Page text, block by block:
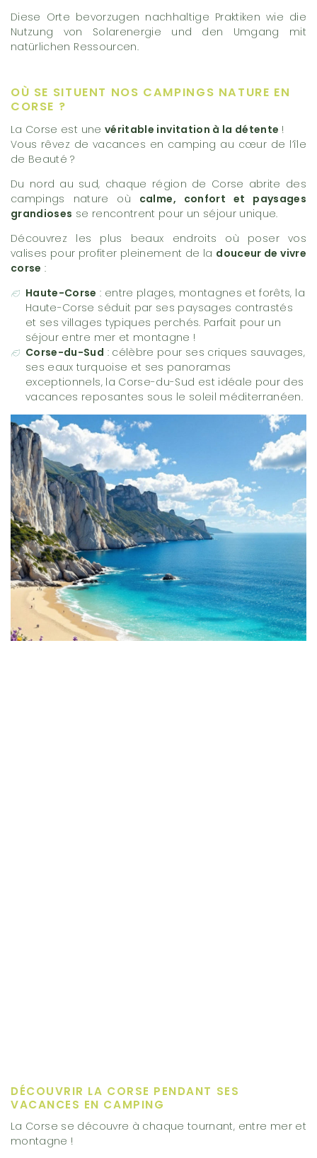
Diese Orte bevorzugen nachhaltige Praktiken wie die
Nutzung von Solarenergie und den Umgang mit
natürlichen Ressourcen.
OÙ SE SITUENT NOS CAMPINGS NATURE EN
CORSE ?
La Corse est une véritable invitation à la détente !
Vous rêvez de vacances en camping au cœur de l’île
de Beauté ?
Du nord au sud, chaque région de Corse abrite des
campings nature où calme, confort et paysages
grandioses se rencontrent pour un séjour unique.
Découvrez les plus beaux endroits où poser vos
valises pour profiter pleinement de la douceur de vivre
corse :
Haute-Corse : entre plages, montagnes et forêts, la
Haute-Corse séduit par ses paysages contrastés
et ses villages typiques perchés. Parfait pour un
séjour entre mer et montagne !
Corse-du-Sud : célèbre pour ses criques sauvages,
ses eaux turquoise et ses panoramas
exceptionnels, la Corse-du-Sud est idéale pour des
vacances reposantes sous le soleil méditerranéen.
DÉCOUVRIR LA CORSE PENDANT SES
VACANCES EN CAMPING
La Corse se découvre à chaque tournant, entre mer et
montagne !